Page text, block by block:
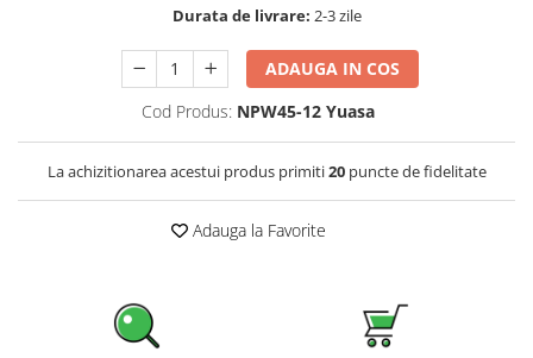
Pachete complete stocare energie
Sisteme de Stocare Comerciale
Sisteme fotovoltaice complete
mica (rulota/caravan/case de
vacanta)
Statii de incarcare
Durata de livrare: 2-3 zile
ADAUGA IN COS
Cod Produs: NPW45-12 Yuasa
La achizitionarea acestui produs primiti20puncte de fidelitate
Adauga la Favorite